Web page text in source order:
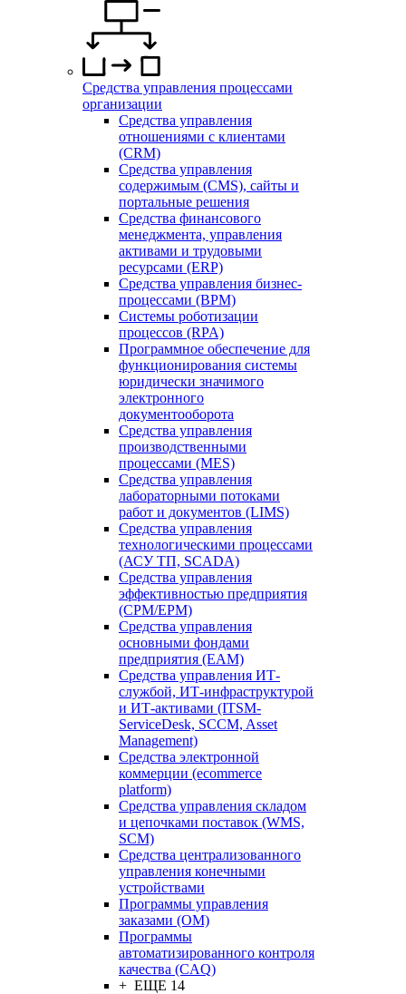
Средства управления процессами
организации
Средства управления
отношениями с клиентами
(CRM)
Средства управления
содержимым (CMS), сайты и
портальные решения
Средства финансового
менеджмента, управления
активами и трудовыми
ресурсами (ERP)
Средства управления бизнес-
процессами (BPM)
Системы роботизации
процессов (RPA)
Программное обеспечение для
функционирования системы
юридически значимого
электронного
документооборота
Средства управления
производственными
процессами (MES)
Средства управления
лабораторными потоками
работ и документов (LIMS)
Средства управления
технологическими процессами
(АСУ ТП, SCADA)
Средства управления
эффективностью предприятия
(CPM/EPM)
Средства управления
основными фондами
предприятия (EAM)
Средства управления ИТ-
службой, ИТ-инфраструктурой
и ИТ-активами (ITSM-
ServiceDesk, SCCM, Asset
Management)
Средства электронной
коммерции (ecommerce
platform)
Средства управления складом
и цепочками поставок (WMS,
SCM)
Средства централизованного
управления конечными
устройствами
Программы управления
заказами (OM)
Программы
автоматизированного контроля
качества (CAQ)
+ ЕЩЕ 14